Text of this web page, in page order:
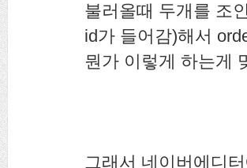
불러올때 두개를 조
id가 들어감)해서
뭔가 이렇게 하는게
그래서 네이버에디